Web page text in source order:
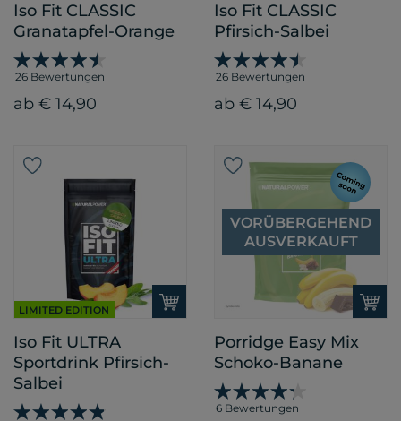
Iso Fit CLASSIC
Granatapfel-Orange
26 Bewertungen
ab € 14,90
Iso Fit CLASSIC
Pfirsich-Salbei
26 Bewertungen
ab € 14,90
LIMITED EDITION
Iso Fit ULTRA
Sportdrink Pfirsich-
Salbei
VORÜBERGEHEND
AUSVERKAUFT
Porridge Easy Mix
Schoko-Banane
6 Bewertungen